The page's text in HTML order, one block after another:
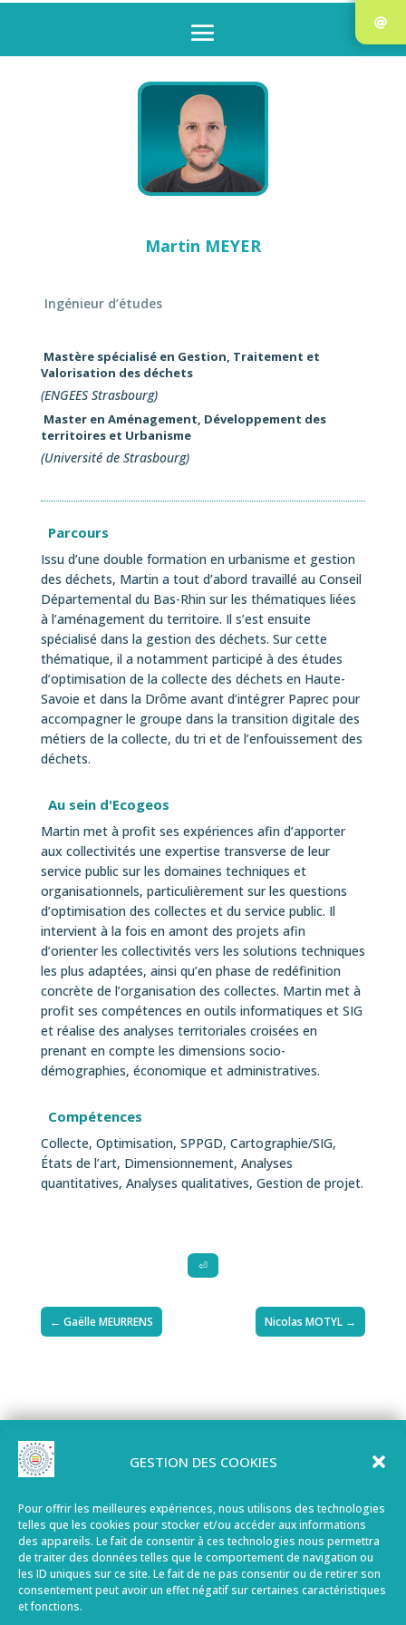
GESTION DES COOKIES
Pour offrir les meilleures expériences, nous utilisons des technologies
telles que les cookies pour stocker et/ou accéder aux informations
des appareils. Le fait de consentir à ces technologies nous permettra
de traiter des données telles que le comportement de navigation ou
les ID uniques sur ce site. Le fait de ne pas consentir ou de retirer son
consentement peut avoir un effet négatif sur certaines caractéristiques
et fonctions.
Martin MEYER
Ingénieur d’études
Mastère spécialisé en Gestion, Traitement et
Valorisation des déchets
(ENGEES Strasbourg)
Master en Aménagement, Développement des
territoires et Urbanisme
(Université de Strasbourg)
Parcours
Issu d’une double formation en urbanisme et gestion
des déchets, Martin a tout d’abord travaillé au Conseil
Départemental du Bas-Rhin sur les thématiques liées
à l’aménagement du territoire. Il s’est ensuite
spécialisé dans la gestion des déchets. Sur cette
thématique, il a notamment participé à des études
d’optimisation de la collecte des déchets en Haute-
Savoie et dans la Drôme avant d’intégrer Paprec pour
accompagner le groupe dans la transition digitale des
métiers de la collecte, du tri et de l’enfouissement des
déchets.
Au sein d'Ecogeos
Martin met à profit ses expériences afin d’apporter
aux collectivités une expertise transverse de leur
service public sur les domaines techniques et
organisationnels, particulièrement sur les questions
d’optimisation des collectes et du service public. Il
intervient à la fois en amont des projets afin
d’orienter les collectivités vers les solutions techniques
les plus adaptées, ainsi qu’en phase de redéfinition
concrète de l’organisation des collectes. Martin met à
profit ses compétences en outils informatiques et SIG
et réalise des analyses territoriales croisées en
prenant en compte les dimensions socio-
démographies, économique et administratives.
Compétences
Collecte, Optimisation, SPPGD, Cartographie/SIG,
États de l’art, Dimensionnement, Analyses
quantitatives, Analyses qualitatives, Gestion de projet.
⏎
← Gaëlle MEURRENS Nicolas MOTYL →
Ecogeos
3, rue du Colonel Touny
62 000 Arras (France)
Tél. : + 33 (0)3 21 15 55 70